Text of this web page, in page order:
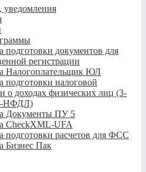
уведомления
подготовки документов для
регистрации
Налогоплательщик ЮЛ
подготовки налоговой
о доходах физических лиц (3-
НФДЛ)
Документы ПУ 5
CheckXML-UFA
подготовки расчетов для ФСС
Бизнес Пак